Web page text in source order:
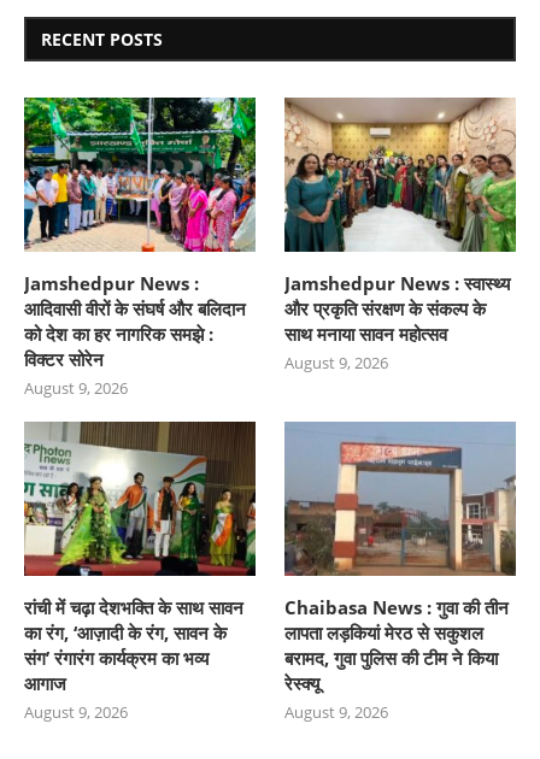
RECENT POSTS
Jamshedpur News :
आदिवासी वीरों के संघर्ष और बलिदान
को देश का हर नागरिक समझे :
विक्टर सोरेन
August 9, 2026
Jamshedpur News : स्वास्थ्य
और प्रकृति संरक्षण के संकल्प के
साथ मनाया सावन महोत्सव
August 9, 2026
रांची में चढ़ा देशभक्ति के साथ सावन
का रंग, ‘आज़ादी के रंग, सावन के
संग’ रंगारंग कार्यक्रम का भव्य
आगाज
August 9, 2026
Chaibasa News : गुवा की तीन
लापता लड़कियां मेरठ से सकुशल
बरामद, गुवा पुलिस की टीम ने किया
रेस्क्यू
August 9, 2026